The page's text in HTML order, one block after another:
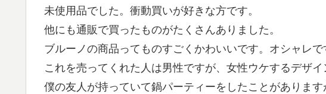
未使用品でした。衝動買いが好きな方です。
他にも通販で買ったものがたくさんありました。
ブルーノの商品ってものすごくかわいいです。オシャレで
これを売ってくれた人は男性ですが、女性ウケするデザイ
僕の友人が持っていて鍋パーティーをしたことがあります